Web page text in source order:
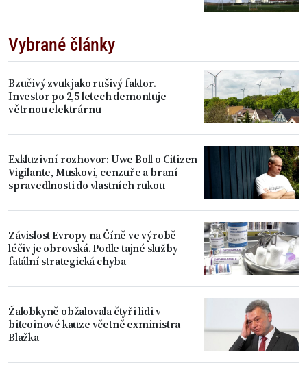
Vybrané články
Bzučivý zvuk jako rušivý faktor.
Investor po 2,5 letech demontuje
větrnou elektrárnu
Exkluzivní rozhovor: Uwe Boll o Citizen
Vigilante, Muskovi, cenzuře a braní
spravedlnosti do vlastních rukou
Závislost Evropy na Číně ve výrobě
léčiv je obrovská. Podle tajné služby
fatální strategická chyba
Žalobkyně obžalovala čtyři lidi v
bitcoinové kauze včetně exministra
Blažka